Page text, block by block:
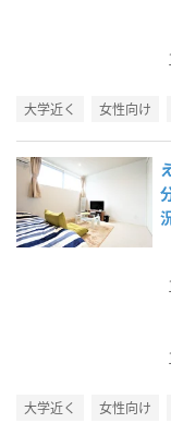
大学近く 女性向け
大学近く 女性向け